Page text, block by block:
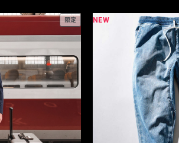
限定 NEW